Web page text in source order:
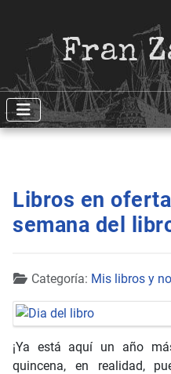
Fran
Libros en
semana del
Detalles
Categoría: Mis libros y
¡Ya está aquí un año
quincena, en realidad,